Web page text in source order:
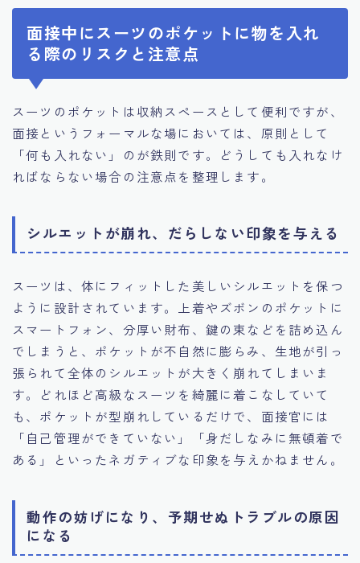
面接中にスーツのポケットに物を入れ
る際のリスクと注意点
スーツのポケットは収納スペースとして便利ですが、
面接というフォーマルな場においては、原則として
「何も入れない」のが鉄則です。どうしても入れなけ
ればならない場合の注意点を整理します。
シルエットが崩れ、だらしない印象を与える
スーツは、体にフィットした美しいシルエットを保つ
ように設計されています。上着やズボンのポケットに
スマートフォン、分厚い財布、鍵の束などを詰め込ん
でしまうと、ポケットが不自然に膨らみ、生地が引っ
張られて全体のシルエットが大きく崩れてしまいま
す。どれほど高級なスーツを綺麗に着こなしていて
も、ポケットが型崩れしているだけで、面接官には
「自己管理ができていない」「身だしなみに無頓着で
ある」といったネガティブな印象を与えかねません。
動作の妨げになり、予期せぬトラブルの原因
になる